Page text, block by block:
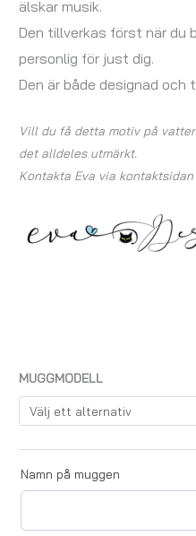
älskar musik.
Den tillverkas först när du
personlig för just dig.
Den är både designad och
Vill du få detta motiv på
det alldeles utmärkt.
Kontakta Eva via
MUGGMODELL
Namn på muggen